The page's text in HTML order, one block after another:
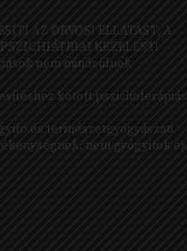
AZ ORVOSI ELLÁTÁST, A
KEZELÉST!
nem minősülnek
kötött pszichoterápiás
és természetgyógyászati
nem gyógyítok és